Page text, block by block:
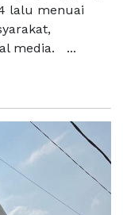
lalu menuai
media. ...